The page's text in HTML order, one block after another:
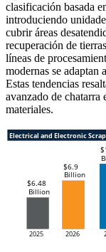
clasificación basada
introduciendo
cubrir áreas
recuperación de
líneas de
modernas se adaptan
Estas tendencias
avanzado de chatarra
materiales.